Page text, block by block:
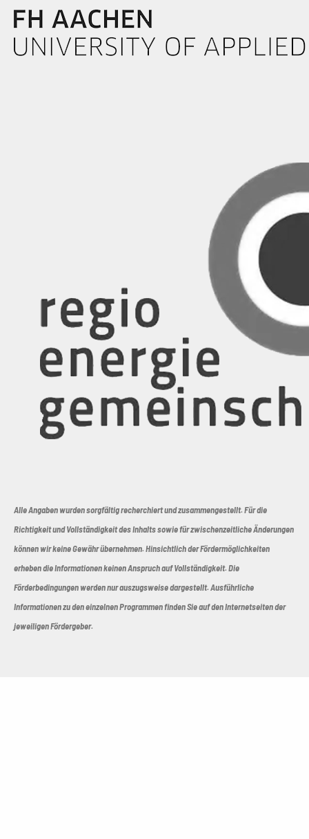
Alle Angaben wurden sorgfältig recherchiert und zusammengestellt. Für die
Richtigkeit und Vollständigkeit des Inhalts sowie für zwischenzeitliche Änderungen
können wir keine Gewähr übernehmen. Hinsichtlich der Fördermöglichkeiten
erheben die Informationen keinen Anspruch auf Vollständigkeit. Die
Förderbedingungen werden nur auszugsweise dargestellt. Ausführliche
Informationen zu den einzelnen Programmen finden Sie auf den Internetseiten der
jeweiligen Fördergeber.